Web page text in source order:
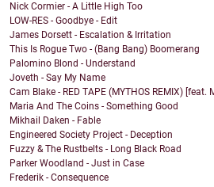
Nick Cormier - A Little High Too
LOW-RES - Goodbye - Edit
James Dorsett - Escalation & Irritation
This Is Rogue Two - (Bang Bang) Boomerang
Palomino Blond - Understand
Joveth - Say My Name
Cam Blake - RED TAPE (MYTHOS REMIX) [feat.
Maria And The Coins - Something Good
Mikhail Daken - Fable
Engineered Society Project - Deception
Fuzzy & The Rustbelts - Long Black Road
Parker Woodland - Just in Case
Frederik - Consequence